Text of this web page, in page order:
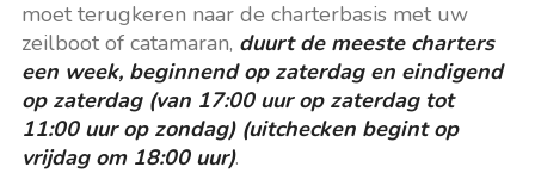
moet terugkeren naar de charterbasis met uw
zeilboot of catamaran, duurt de meeste charters
een week, beginnend op zaterdag en eindigend
op zaterdag (van 17:00 uur op zaterdag tot
11:00 uur op zondag) (uitchecken begint op
vrijdag om 18:00 uur).